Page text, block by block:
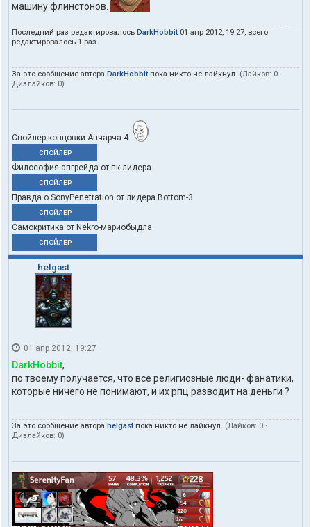
машину флинстонов.
Последний раз редактировалось DarkHobbit01 апр 2012, 19:27, всего
редактировалось 1 раз.
За это сообщение автора DarkHobbitпока никто не лайкнул. (Лайков: 0 ·
Дизлайков: 0)
Спойлер концовки Анчарча-4
СПОЙЛЕР
Философия апгрейда от пк-лидера
СПОЙЛЕР
Правда о SonyPenetration от лидера Bottom-3
СПОЙЛЕР
Самокритика от Nekro-мариобыдла
СПОЙЛЕР
helgast
01 апр 2012, 19:27
DarkHobbit,
по твоему получается, что все религиозные люди- фанатики,
которые ничего не понимают, и их рпц разводит на деньги ?
За это сообщение автора helgastпока никто не лайкнул. (Лайков: 0 ·
Дизлайков: 0)